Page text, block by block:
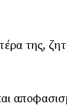
της,